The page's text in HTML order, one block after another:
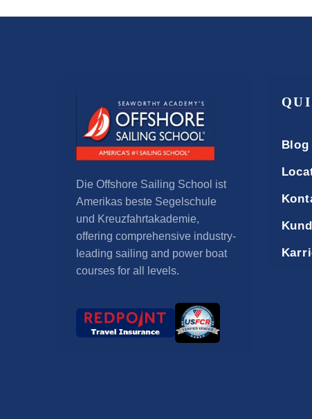
Die Offshore Sailing School ist
Amerikas beste Segelschule
und Kreuzfahrtakademie,
offering comprehensive industry-
leading sailing and power boat
courses for all levels.
Blog